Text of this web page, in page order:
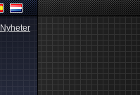
Nyheter